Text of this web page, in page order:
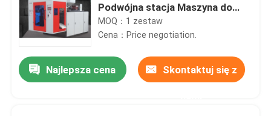
Podwójna stacja Maszyna do
rozdmuchiwania 55 mm 2l
MOQ：1 zestaw
Cena：Price negotiation.
Najlepsza cena Skontaktuj się z